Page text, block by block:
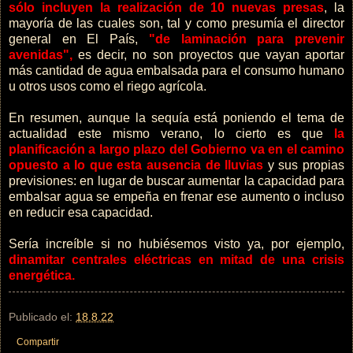
sólo incluyen la realización de 10 nuevas presas, la
mayoría de las cuales son, tal y como presumía el director
general en El País, "de laminación para prevenir
avenidas", es decir, no son proyectos que vayan aportar
más cantidad de agua embalsada para el consumo humano
u otros usos como el riego agrícola.
En resumen, aunque la sequía está poniendo el tema de
actualidad este mismo verano, lo cierto es que
la
planificación a largo plazo del Gobierno va en el camino
opuesto a lo que esta ausencia de lluvias y sus propias
previsiones: en lugar de buscar aumentar la capacidad para
embalsar agua se empeña en frenar ese aumento o incluso
en reducir esa capacidad.
Sería increíble si no hubiésemos visto ya, por ejemplo,
dinamitar centrales eléctricas en mitad de una crisis
energética.
Publicado el: 18.8.22
Compartir